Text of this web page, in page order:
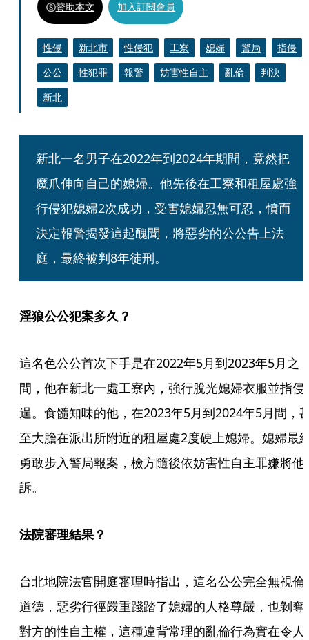
贊助本文 加入訂閱會員
性侵 新北市 性侵犯 工寮 媳婦 警局
指侵
公公
性犯罪 報警 妨害性自主 亂倫
判決
新北
新北一名男子在2022年到2024年期間，竟然把
魔爪伸向自己的媳婦。他先後在工寮和租屋處強
行侵犯媳婦2次成功，受害媳婦忍無可忍，憤而
決定報警揭發這起醜聞，將惡劣的公公告上法
庭，最終被判8年徒刑。
淫狼公公犯案多久？
這名色公公首次下手是在2022年5月到2023年5月之
間，他在新北一處工寮內，強行脫光媳婦衣服並指侵
逞。食髓知味的他，在2023年5月到2024年5月間，
至大膽在派出所附近的租屋處2度硬上媳婦。媳婦最
勇敢步入警局報案，檢方隨後依妨害性自主罪嫌將他
訴。
法院審理結果？
台北地院法官開庭審理時指出，這名公公完全無視倫
道德，惡劣行徑嚴重踐踏了媳婦的人格尊嚴，也剝奪
對方的性自主權，這種違背常理的亂倫行為實在令人